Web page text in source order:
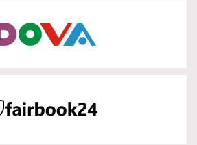
Dova
zur Partnerseite
zur Partnerseite